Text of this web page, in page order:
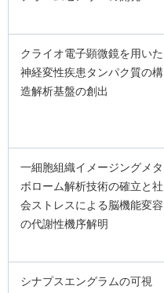
クライオ電子顕微鏡を用いた
神経変性疾患タンパク質の構
造解析基盤の創出
一細胞組織イメージングメタ
ボローム解析技術の確立と社
会ストレスによる脳機能変容
の代謝性機序解明
シナプスエングラムの可視